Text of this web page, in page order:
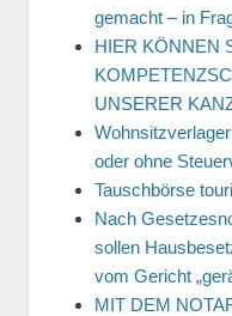
gemacht – in
HIER KÖNNEN
UNSERER
oder ohne
Tauschbörse
Nach
sollen
vom Gericht
MIT DEM